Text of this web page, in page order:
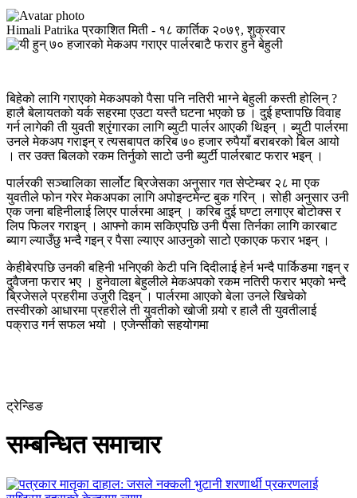
Himali Patrika प्रकाशित मिती - १८ कार्तिक २०७९, शुक्रवार
बिहेको लागि गराएको मेकअपको पैसा पनि नतिरी भाग्ने बेहुली कस्ती होलिन् ?
हालै बेलायतको यर्क सहरमा एउटा यस्तै घटना भएको छ । दुई हप्तापछि विवाह
गर्न लागेकी ती युवती श्रृंगारका लागि ब्युटी पार्लर आएकी थिइन् । ब्युटी पार्लरमा
उनले मेकअप गराइन् र त्यसबापत करिब ७० हजार रुपैयाँ बराबरको बिल आयो
। तर उक्त बिलको रकम तिर्नुको साटो उनी ब्युर्टी पार्लरबाट फरार भइन् ।
पार्लरकी सञ्चालिका सार्लोट ब्रिजेसका अनुसार गत सेप्टेम्बर २८ मा एक
युवतीले फोन गरेर मेकअपका लागि अपोइन्टमेन्ट बुक गरिन् । सोही अनुसार उनी
एक जना बहिनीलाई लिएर पार्लरमा आइन् । करिब दुई घण्टा लगाएर बोटोक्स र
लिप फिलर गराइन् । आफ्नो काम सकिएपछि उनी पैसा तिर्नका लागि कारबाट
ब्याग ल्याउँछु भन्दै गइन् र पैसा ल्याएर आउनुको साटो एकाएक फरार भइन् ।
केहीबेरपछि उनकी बहिनी भनिएकी केटी पनि दिदीलाई हेर्न भन्दै पार्किङमा गइन् र
दुवैजना फरार भए । हुनेवाला बेहुलीले मेकअपको रकम नतिरी फरार भएको भन्दै
ब्रिजेसले प्रहरीमा उजुरी दिइन् । पार्लरमा आएको बेला उनले खिचेको
तस्वीरको आधारमा प्रहरीले ती युवतीको खोजी गर्‍यो र हालै ती युवतीलाई
पक्राउ गर्न सफल भयो । एजेन्सीको सहयोगमा
ट्रेन्डिङ
सम्बन्धित समाचार